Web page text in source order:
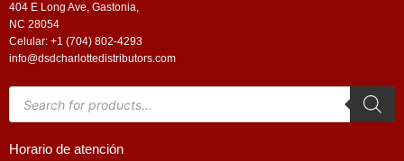
404 E Long Ave, Gastonia,
NC 28054
Celular: +1 (704) 802-4293
info@dsdcharlottedistributors.com
search
Horario de atención